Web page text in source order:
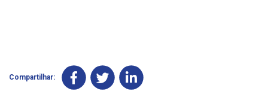
Compartilhar: